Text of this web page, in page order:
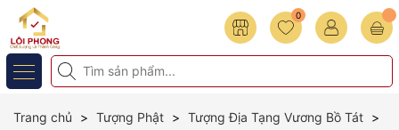
0
Trang chủ Tượng Phật
Tượng Địa Tạng Vương Bồ Tát